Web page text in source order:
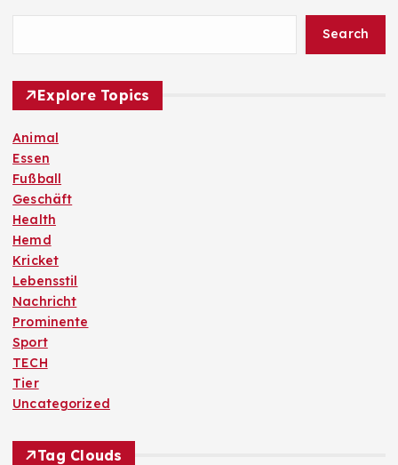
Search
Explore Topics
Animal
Essen
Fußball
Geschäft
Health
Hemd
Kricket
Lebensstil
Nachricht
Prominente
Sport
TECH
Tier
Uncategorized
Tag Clouds